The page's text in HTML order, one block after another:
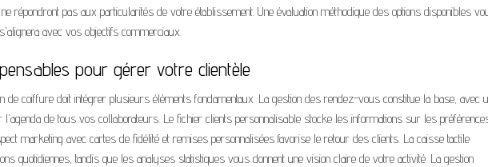
répondront pas aux particularités de votre établissement. Une évaluation méthodique des options disponibles
avec vos objectifs commerciaux.
pour gérer votre clientèle
de coiffure doit intégrer plusieurs éléments fondamentaux. La gestion des rendez-vous constitue la base, avec
l'agenda de tous vos collaborateurs. Le fichier clients personnalisable stocke les informations sur les
marketing avec cartes de fidélité et remises personnalisées favorise le retour des clients. La caisse tactile
quotidiennes, tandis que les analyses statistiques vous donnent une vision claire de votre activité. La gestion